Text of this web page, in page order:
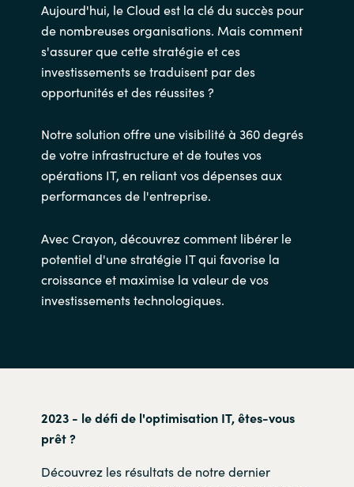
Aujourd'hui, le Cloud est la clé du succès pour
de nombreuses organisations. Mais comment
s'assurer que cette stratégie et ces
investissements se traduisent par des
opportunités et des réussites ?
Notre solution offre une visibilité à 360 degrés
de votre infrastructure et de toutes vos
opérations IT, en reliant vos dépenses aux
performances de l'entreprise.
Avec Crayon, découvrez comment libérer le
potentiel d'une stratégie IT qui favorise la
croissance et maximise la valeur de vos
investissements technologiques.
2023 - le défi de l'optimisation IT, êtes-vous
prêt ?
Découvrez les résultats de notre dernier